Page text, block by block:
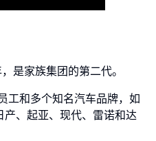
是家族集团的第二代。
工和多个知名汽车品牌，如
、起亚、现代、雷诺和达